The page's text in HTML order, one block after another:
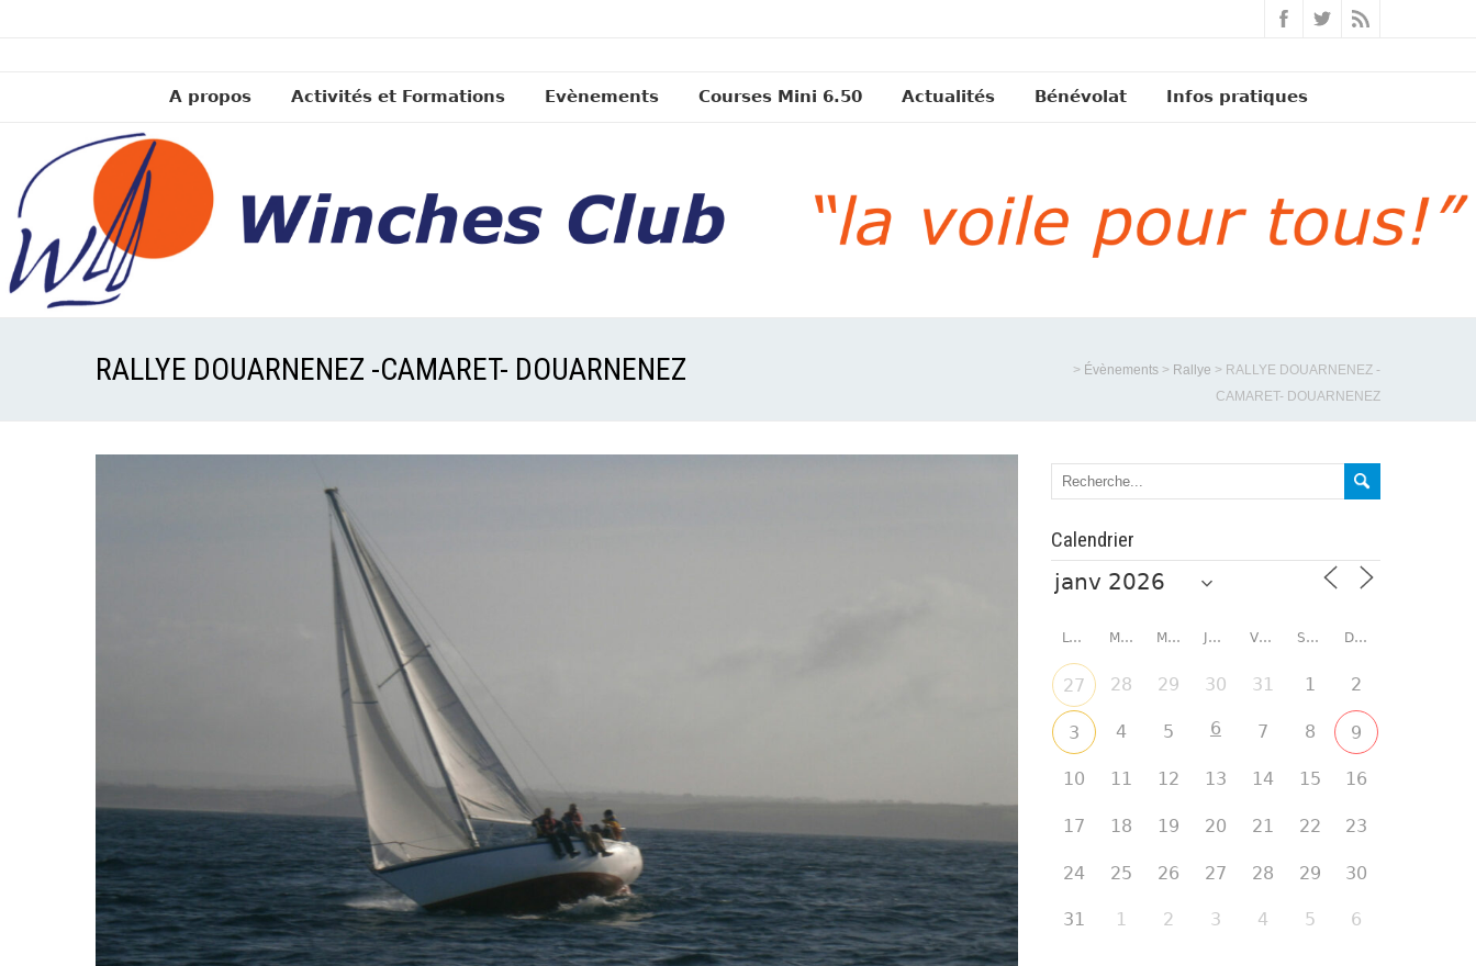
A propos Activités et Formations Evènements Courses Mini 6.50 Actualités Bénévolat Infos pratiques
RALLYE DOUARNENEZ -CAMARET- DOUARNENEZ > Évènements > Rallye > RALLYE DOUARNENEZ -
CAMARET- DOUARNENEZ
Calendrier
LUNDI MARDI MERCREDI JEUDI VENDREDI SAMEDI DIMANCHE
27 28 29 30 31 1 2
3 4 5 6 7 8 9
10 11 12 13 14 15 16
17 18 19 20 21 22 23
24 25 26 27 28 29 30
31 1 2 3 4 5 6